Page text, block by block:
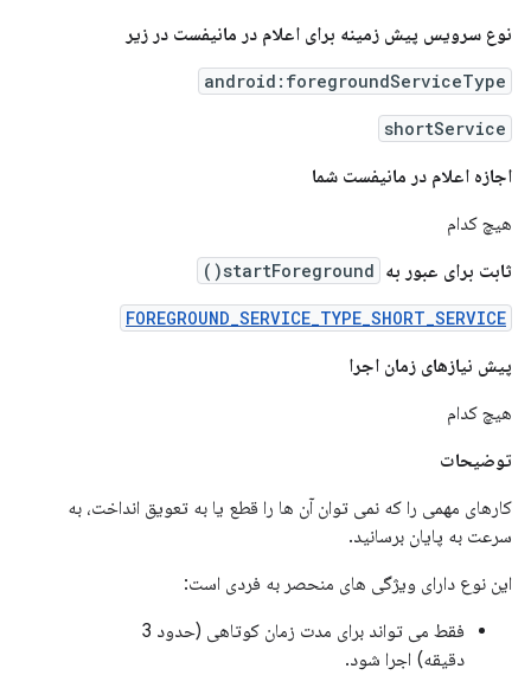
نوع سرویس پیش زمینه برای اعلام در مانیفست در زیر
android:foregroundServiceType
shortService
اجازه اعلام در مانیفست شما
هیچ کدام
ثابت برای عبور به startForeground()
FOREGROUND_SERVICE_TYPE_SHORT_SERVICE
پیش نیازهای زمان اجرا
هیچ کدام
توضیحات
کارهای مهمی را که نمی توان آن ها را قطع یا به تعویق انداخت، به
سرعت به پایان برسانید.
این نوع دارای ویژگی های منحصر به فردی است:
فقط می تواند برای مدت زمان کوتاهی (حدود 3
دقیقه) اجرا شود.